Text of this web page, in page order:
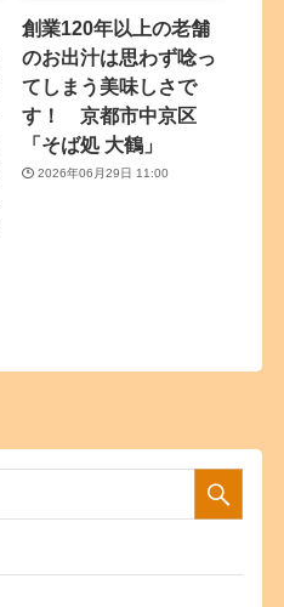
創業120年以上の老舗
のお出汁は思わず唸っ
てしまう美味しさで
す！ 京都市中京区
「そば処 大鶴」
2026年06月29日 11:00